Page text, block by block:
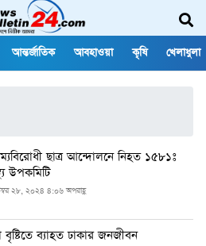
আন্তর্জাতিক আবহাওয়া কৃষি খেলাধুলা
ছাত্র আন্দোলনে নিহত ১৫৮১ঃ
উপকমিটি
২৮, ২০২৪ ৪:০৬ অপরাহ্ণ
বৃষ্টিতে ব্যাহত ঢাকার জনজীবন